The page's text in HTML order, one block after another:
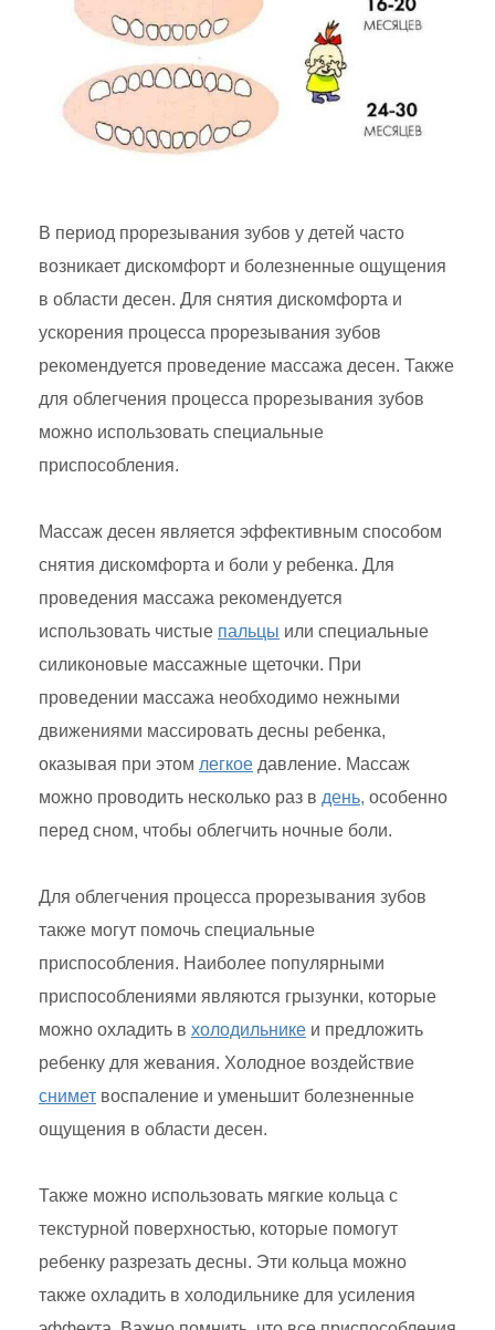
В период прорезывания зубов у детей часто
возникает дискомфорт и болезненные ощущения
в области десен. Для снятия дискомфорта и
ускорения процесса прорезывания зубов
рекомендуется проведение массажа десен. Также
для облегчения процесса прорезывания зубов
можно использовать специальные
приспособления.
Массаж десен является эффективным способом
снятия дискомфорта и боли у ребенка. Для
проведения массажа рекомендуется
использовать чистые пальцы или специальные
силиконовые массажные щеточки. При
проведении массажа необходимо нежными
движениями массировать десны ребенка,
оказывая при этом легкое давление. Массаж
можно проводить несколько раз в день, особенно
перед сном, чтобы облегчить ночные боли.
Для облегчения процесса прорезывания зубов
также могут помочь специальные
приспособления. Наиболее популярными
приспособлениями являются грызунки, которые
можно охладить в холодильнике и предложить
ребенку для жевания. Холодное воздействие
снимет воспаление и уменьшит болезненные
ощущения в области десен.
Также можно использовать мягкие кольца с
текстурной поверхностью, которые помогут
ребенку разрезать десны. Эти кольца можно
также охладить в холодильнике для усиления